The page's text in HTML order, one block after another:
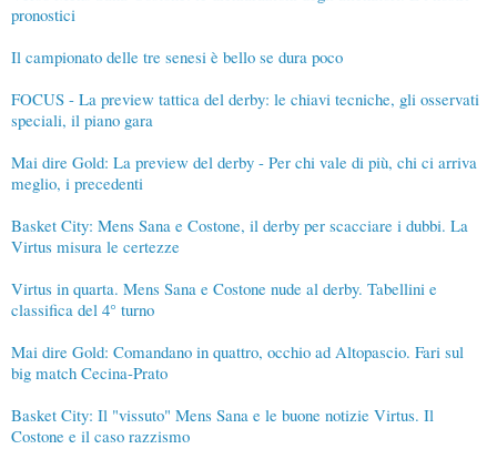
pronostici
Il campionato delle tre senesi è bello se dura poco
FOCUS - La preview tattica del derby: le chiavi tecniche, gli osservati
speciali, il piano gara
Mai dire Gold: La preview del derby - Per chi vale di più, chi ci arriva
meglio, i precedenti
Basket City: Mens Sana e Costone, il derby per scacciare i dubbi. La
Virtus misura le certezze
Virtus in quarta. Mens Sana e Costone nude al derby. Tabellini e
classifica del 4° turno
Mai dire Gold: Comandano in quattro, occhio ad Altopascio. Fari sul
big match Cecina-Prato
Basket City: Il "vissuto" Mens Sana e le buone notizie Virtus. Il
Costone e il caso razzismo